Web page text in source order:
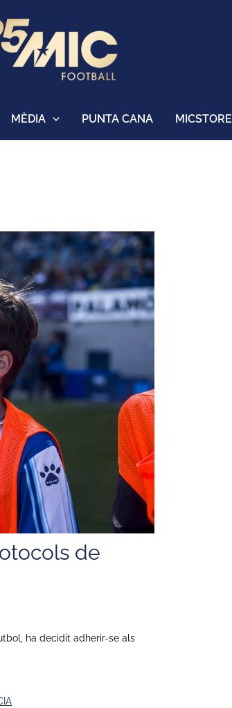
MÈDIA PUNTA CANA MICSTORE
de
​​ha decidit adherir-se als